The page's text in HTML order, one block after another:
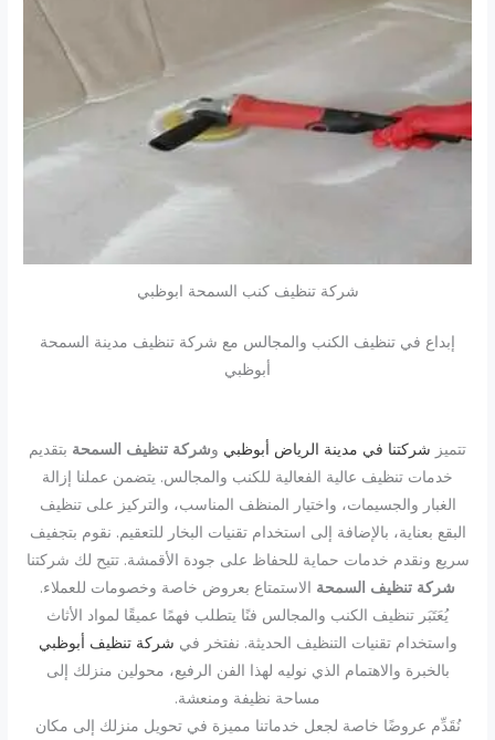
شركة تنظيف كنب السمحة ابوظبي
إبداع في تنظيف الكنب والمجالس مع شركة تنظيف مدينة السمحة
أبوظبي
تتميز شركتنا في مدينة الرياض أبوظبي وشركة تنظيف السمحة بتقديم
خدمات تنظيف عالية الفعالية للكنب والمجالس. يتضمن عملنا إزالة
الغبار والجسيمات، واختيار المنظف المناسب، والتركيز على تنظيف
البقع بعناية، بالإضافة إلى استخدام تقنيات البخار للتعقيم. نقوم بتجفيف
سريع ونقدم خدمات حماية للحفاظ على جودة الأقمشة. تتيح لك شركتنا
شركة تنظيف السمحة الاستمتاع بعروض خاصة وخصومات للعملاء.
يُعَتَبَر تنظيف الكنب والمجالس فنًا يتطلب فهمًا عميقًا لمواد الأثاث
واستخدام تقنيات التنظيف الحديثة. نفتخر في شركة تنظيف أبوظبي
بالخبرة والاهتمام الذي نوليه لهذا الفن الرفيع، محولين منزلك إلى
مساحة نظيفة ومنعشة.
نُقَدِّم عروضًا خاصة لجعل خدماتنا مميزة في تحويل منزلك إلى مكان